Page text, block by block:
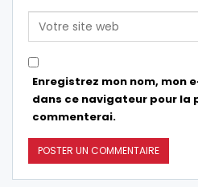
Enregistrez mon nom, mon
dans ce navigateur pour la
commenterai.